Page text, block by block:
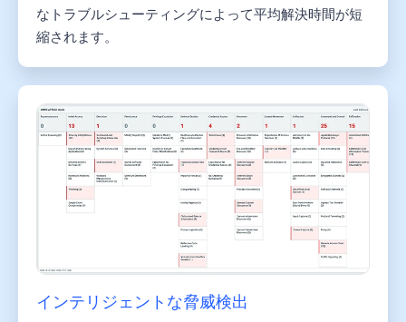
なトラブルシューティングによって平均解決時間が短
縮されます。
インテリジェントな脅威検出